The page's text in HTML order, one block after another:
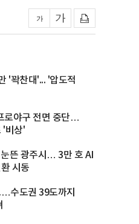
'꽉찬대'... '압도적
로야구 전면 중단…
'비상'
눈뜬 광주시… 3만 호 AI
시동
수도권 39도까지